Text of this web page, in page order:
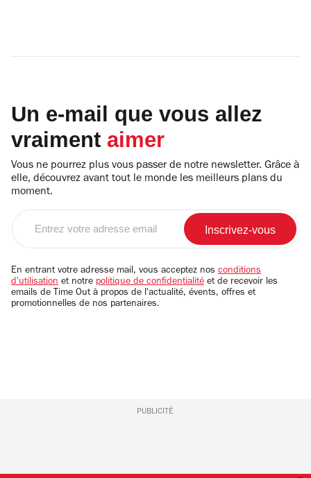
Un e-mail que vous allez
vraiment aimer
Vous ne pourrez plus vous passer de notre newsletter. Grâce à
elle, découvrez avant tout le monde les meilleurs plans du
moment.
email
En entrant votre adresse mail, vous acceptez nos conditions
d'utilisation et notre politique de confidentialité et de recevoir les
emails de Time Out à propos de l'actualité, évents, offres et
promotionnelles de nos partenaires.
PUBLICITÉ